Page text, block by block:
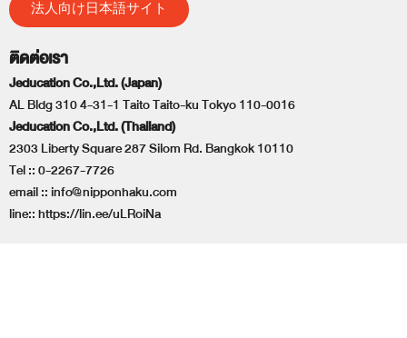
法人向け日本語サイト
ติดต่อเรา
Jeducation Co.,Ltd. (Japan)
AL Bldg 310 4-31-1 Taito Taito-ku Tokyo 110-0016
Jeducation Co.,Ltd. (Thailand)
2303 Liberty Square 287 Silom Rd. Bangkok 10110
Tel ::0-2267-7726
email ::info@nipponhaku.com
line::https://lin.ee/uLRoiNa